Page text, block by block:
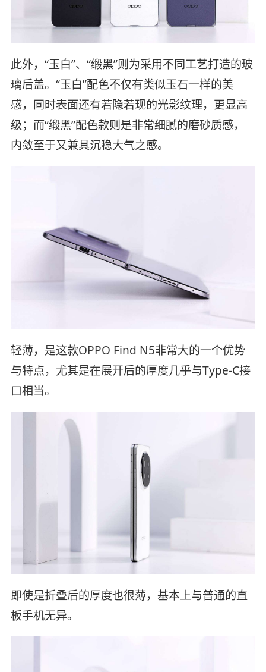
此外，“玉白”、“缎黑”则为采用不同工艺打造的玻
璃后盖。“玉白”配色不仅有类似玉石一样的美
感，同时表面还有若隐若现的光影纹理，更显高
级；而“缎黑”配色款则是非常细腻的磨砂质感，
内敛至于又兼具沉稳大气之感。
轻薄，是这款OPPO Find N5非常大的一个优势
与特点，尤其是在展开后的厚度几乎与Type-C接
口相当。
即使是折叠后的厚度也很薄，基本上与普通的直
板手机无异。